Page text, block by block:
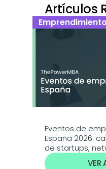
Artículos
Emprendimiento
Eventos de
España 2026:
de startups,
VER